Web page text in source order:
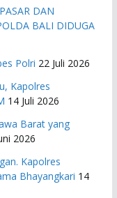
DAN
BALI DIDUGA
Polri 22 Juli 2026
Kapolres
14 Juli 2026
Barat yang
2026
Kapolres
Bhayangkari 14